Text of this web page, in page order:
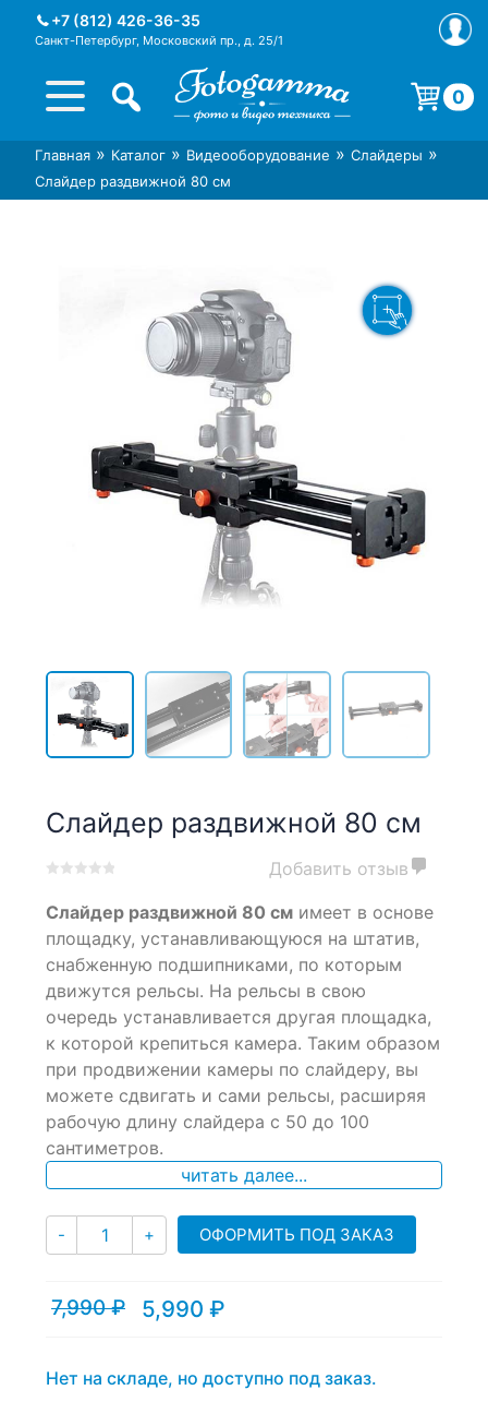
+7 (812) 426-36-35
Санкт-Петербург, Московский пр., д. 25/1
Интернет-магазин фототехники
Foto-Gamma в СПб
Магазин фотоаксессуаров foto-
gamma.ru
0
Корзина пуста.
Главная » Каталог » Видеооборудование » Слайдеры »
Слайдер раздвижной 80 см
Слайдер раздвижной 80 см
out
on
customer
ratings
Добавить отзыв
Слайдер раздвижной 80 см имеет в основе
площадку, устанавливающуюся на штатив,
снабженную подшипниками, по которым
движутся рельсы. На рельсы в свою
очередь устанавливается другая площадка,
к которой крепиться камера. Таким образом
при продвижении камеры по слайдеру, вы
можете сдвигать и сами рельсы, расширяя
рабочую длину слайдера с 50 до 100
сантиметров.
читать далее...
- Количество
+ ОФОРМИТЬ ПОД ЗАКАЗ
7,990₽
Первоначальная
7,990 ₽.
5,990 ₽
Текущая
Нет на складе, но доступно под заказ.